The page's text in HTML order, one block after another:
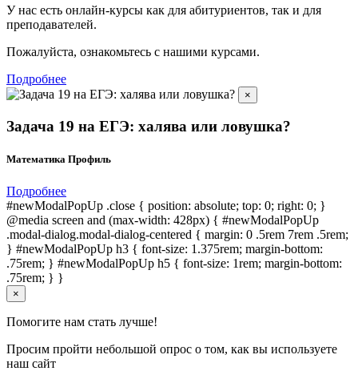
У нас есть онлайн-курсы как для абитуриентов, так и для
преподавателей.
Пожалуйста, ознакомьтесь с нашими курсами.
Подробнее
×
Задача 19 на ЕГЭ: халява или ловушка?
Математика Профиль
Подробнее
#newModalPopUp .close { position: absolute; top: 0; right: 0; }
@media screen and (max-width: 428px) { #newModalPopUp
.modal-dialog.modal-dialog-centered { margin: 0 .5rem 7rem .5rem;
} #newModalPopUp h3 { font-size: 1.375rem; margin-bottom:
.75rem; } #newModalPopUp h5 { font-size: 1rem; margin-bottom:
.75rem; } }
×
Помогите нам стать лучше!
Просим пройти небольшой опрос о том, как вы используете
наш сайт